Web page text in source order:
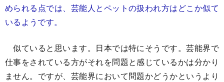
められる点では、芸能人とペットの扱われ方はどこか似て
いるようです。
似ていると思います。日本では特にそうです。芸能界で
仕事をされている方がそれを問題と感じているかは分かり
ません。ですが、芸能界において問題かどうかというより